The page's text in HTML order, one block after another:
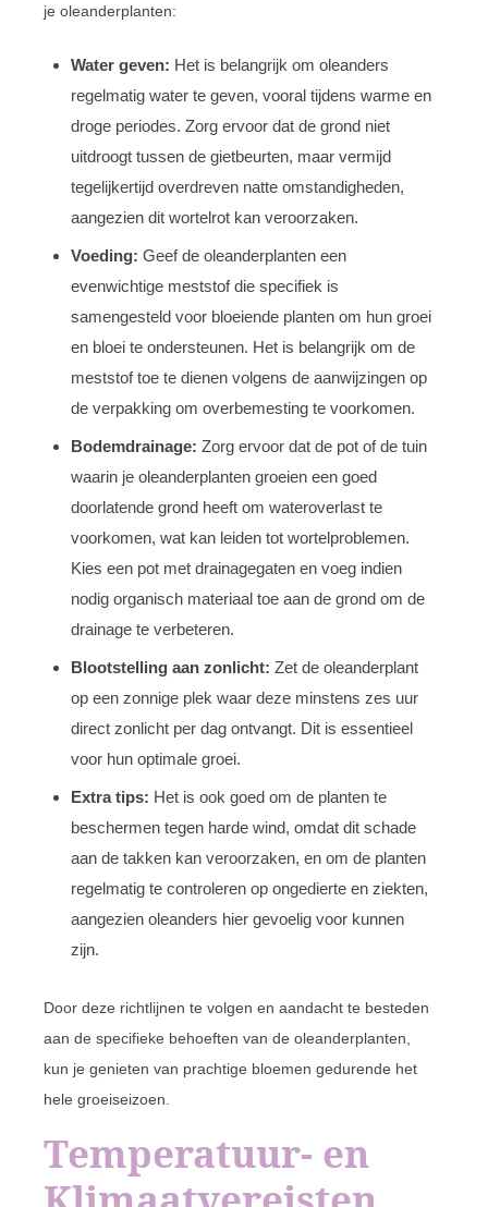
je oleanderplanten:
Water geven: Het is belangrijk om oleanders
regelmatig water te geven, vooral tijdens warme en
droge periodes. Zorg ervoor dat de grond niet
uitdroogt tussen de gietbeurten, maar vermijd
tegelijkertijd overdreven natte omstandigheden,
aangezien dit wortelrot kan veroorzaken.
Voeding: Geef de oleanderplanten een
evenwichtige meststof die specifiek is
samengesteld voor bloeiende planten om hun groei
en bloei te ondersteunen. Het is belangrijk om de
meststof toe te dienen volgens de aanwijzingen op
de verpakking om overbemesting te voorkomen.
Bodemdrainage: Zorg ervoor dat de pot of de tuin
waarin je oleanderplanten groeien een goed
doorlatende grond heeft om wateroverlast te
voorkomen, wat kan leiden tot wortelproblemen.
Kies een pot met drainagegaten en voeg indien
nodig organisch materiaal toe aan de grond om de
drainage te verbeteren.
Blootstelling aan zonlicht: Zet de oleanderplant
op een zonnige plek waar deze minstens zes uur
direct zonlicht per dag ontvangt. Dit is essentieel
voor hun optimale groei.
Extra tips: Het is ook goed om de planten te
beschermen tegen harde wind, omdat dit schade
aan de takken kan veroorzaken, en om de planten
regelmatig te controleren op ongedierte en ziekten,
aangezien oleanders hier gevoelig voor kunnen
zijn.
Door deze richtlijnen te volgen en aandacht te besteden
aan de specifieke behoeften van de oleanderplanten,
kun je genieten van prachtige bloemen gedurende het
hele groeiseizoen.
Temperatuur- en